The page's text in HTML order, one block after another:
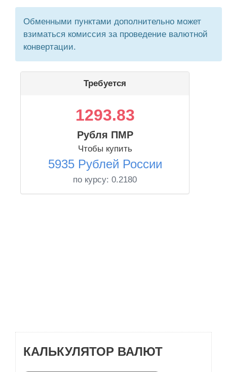
Обменными пунктами дополнительно может
взиматься комиссия за проведение валютной
конвертации.
Требуется
1293.83
Рубля ПМР
Чтобы купить
5935 Рублей России
по курсу: 0.2180
КАЛЬКУЛЯТОР ВАЛЮТ